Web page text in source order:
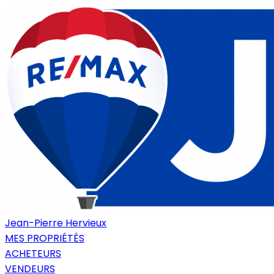
Jean-Pierre Hervieux
MES PROPRIÉTÉS
ACHETEURS
VENDEURS